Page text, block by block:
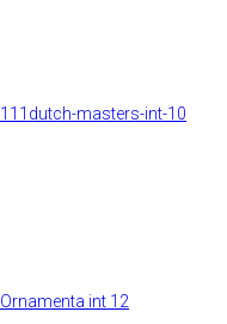
111dutch-masters-int-10
Ornamenta int 12